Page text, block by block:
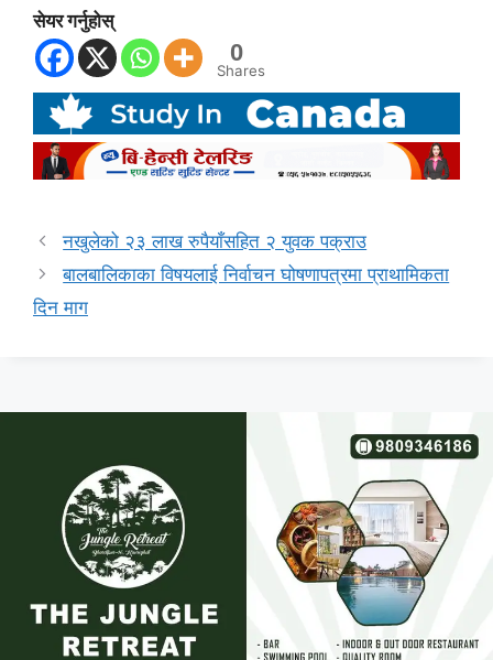
सेयर गर्नुहोस्
0
Shares
नखुलेको २३ लाख रुपैयाँसहित २ युवक पक्राउ
बालबालिकाका विषयलाई निर्वाचन घोषणापत्रमा प्राथामिकता
दिन माग